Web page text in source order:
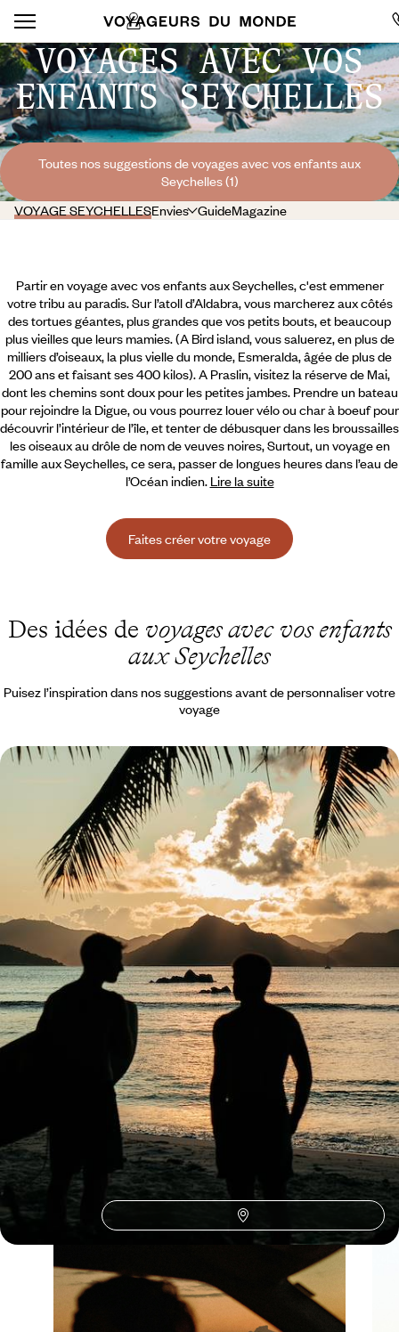
VOYAGES AVEC VOS
ENFANTS SEYCHELLES
Toutes nos suggestions de voyages avec vos enfants aux
Seychelles (1)
VOYAGE SEYCHELLESEnvies GuideMagazine
Partir en voyage avec vos enfants aux Seychelles, c'est emmener
votre tribu au paradis. Sur l’atoll d’Aldabra, vous marcherez aux côtés
des tortues géantes, plus grandes que vos petits bouts, et beaucoup
plus vieilles que leurs mamies. (A Bird island, vous saluerez, en plus de
milliers d’oiseaux, la plus vielle du monde, Esmeralda, âgée de plus de
200 ans et faisant ses 400 kilos). A Praslin, visitez la réserve de Mai,
dont les chemins sont doux pour les petites jambes. Prendre un bateau
pour rejoindre la Digue, ou vous pourrez louer vélo ou char à boeuf pour
découvrir l’intérieur de l’île, ettenter de débusquer dans les broussailles
les oiseaux au drôle de nom de veuves noires, Surtout, un voyage en
famille aux Seychelles, ce sera, passer de longues heures dans l’eau de
l’Océan indien. Lire la suite
Faites créer votre voyage
Des idées de voyages avec vos enfants
aux Seychelles
Puisez l’inspiration dans nos suggestions avant de personnaliser votre
voyage
Les Seychelles en maisons familiales - Mahé et
Praslin, deux îles aux enfants
Le soleil, les palmiers inclinés, l'eau tiède à quelques pas : les
Seychelles, un rêve à partager en famille
13 jours, de 3600 à 4900 €
Toutes nos suggestions de voyages avec vos enfants aux
Seychelles (1)
Les Seychelles selon vos envies
Parce que chaque voyageur est différent